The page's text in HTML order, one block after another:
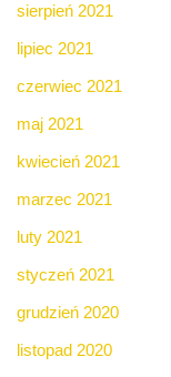
sierpień 2021
lipiec 2021
czerwiec 2021
maj 2021
kwiecień 2021
marzec 2021
luty 2021
styczeń 2021
grudzień 2020
listopad 2020